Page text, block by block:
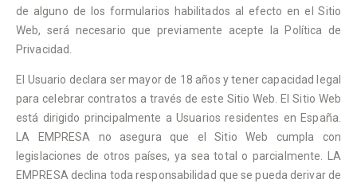
de alguno de los formularios habilitados al efecto en el Sitio
Web, será necesario que previamente acepte la Política de
Privacidad.
El Usuario declara ser mayor de 18 años y tener capacidad legal
para celebrar contratos a través de este Sitio Web. El Sitio Web
está dirigido principalmente a Usuarios residentes en España.
LA EMPRESA no asegura que el Sitio Web cumpla con
legislaciones de otros países, ya sea total o parcialmente. LA
EMPRESA declina toda responsabilidad que se pueda derivar de